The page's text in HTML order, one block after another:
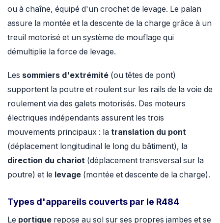
ou à chaîne, équipé d'un crochet de levage. Le palan
assure la montée et la descente de la charge grâce à un
treuil motorisé et un système de mouflage qui
démultiplie la force de levage.
Les sommiers d'extrémité (ou têtes de pont)
supportent la poutre et roulent sur les rails de la voie de
roulement via des galets motorisés. Des moteurs
électriques indépendants assurent les trois
mouvements principaux : la translation du pont
(déplacement longitudinal le long du bâtiment), la
direction du chariot (déplacement transversal sur la
poutre) et le levage (montée et descente de la charge).
Types d'appareils couverts par le R484
Le portique repose au sol sur ses propres jambes et se